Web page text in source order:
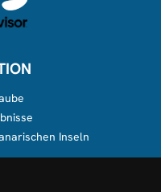
Inseln